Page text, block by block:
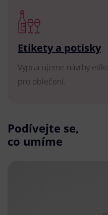
Etikety a potisky
Vypracujeme návrhy
pro oblečení.
Podívejte se,
co umíme